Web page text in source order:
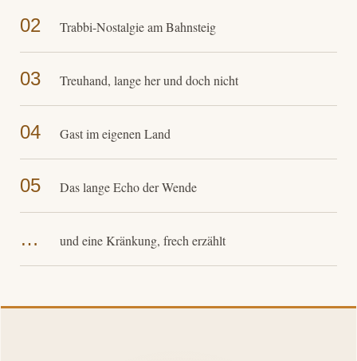
02 Trabbi-Nostalgie am Bahnsteig
03 Treuhand, lange her und doch nicht
04 Gast im eigenen Land
05 Das lange Echo der Wende
… und eine Kränkung, frech erzählt